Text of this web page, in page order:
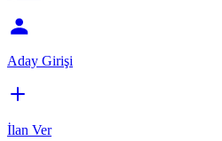
Aday Girişi
İlan Ver